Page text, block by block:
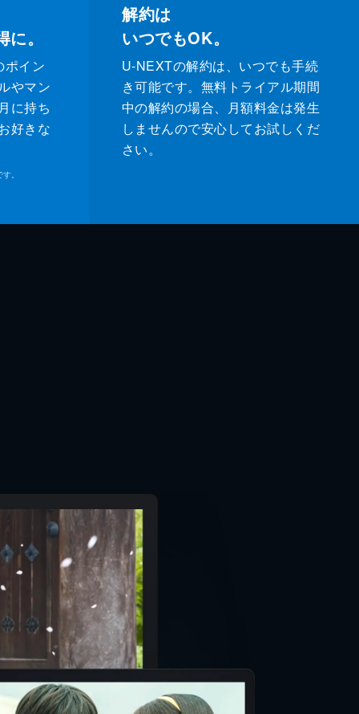
。
ポイン
やマン
に持ち
好きな
。
解約は
いつでもOK。
U-NEXTの解約は、いつでも手続
き可能です。無料トライアル期間
中の解約の場合、月額料金は発生
しませんので安心してお試しくだ
さい。